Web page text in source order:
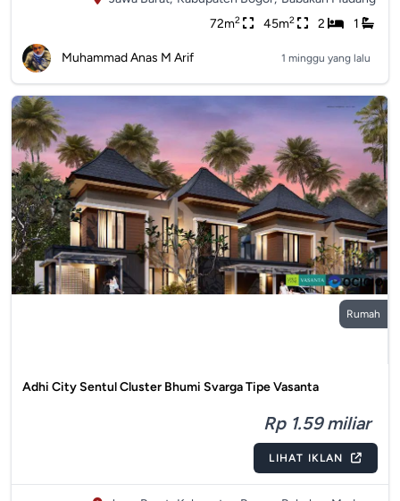
72m2 45m2 2 1
Muhammad Anas M Arif 1 minggu yang lalu
Rumah
Adhi City Sentul Cluster Bhumi Svarga Tipe Vasanta
Rp 1.59 miliar
LIHAT IKLAN